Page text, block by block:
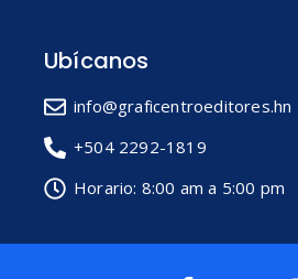
Ubícanos
info@graficentroeditores.hn
+504 2292-1819
Horario: 8:00 am a 5:00 pm